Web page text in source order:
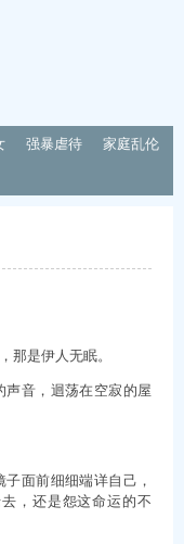
强暴虐待
家庭乱伦
是伊人无眠。
音，迴荡在空寂的屋
面前细细端详自己，
，还是怨这命运的不